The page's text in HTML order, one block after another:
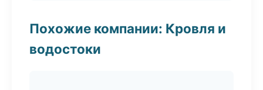
Похожие компании: Кровля и
водостоки